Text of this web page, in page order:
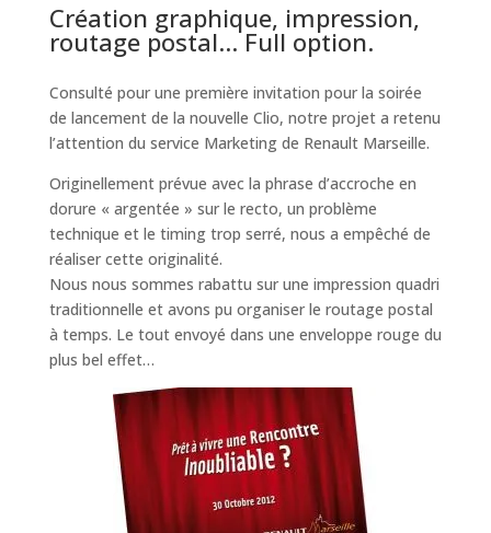
Création graphique, impression,
routage postal… Full option.
Consulté pour une première invitation pour la soirée
de lancement de la nouvelle Clio, notre projet a retenu
l’attention du service Marketing de Renault Marseille.
Originellement prévue avec la phrase d’accroche en
dorure « argentée » sur le recto, un problème
technique et le timing trop serré, nous a empêché de
réaliser cette originalité.
Nous nous sommes rabattu sur une impression quadri
traditionnelle et avons pu organiser le routage postal
à temps. Le tout envoyé dans une enveloppe rouge du
plus bel effet…